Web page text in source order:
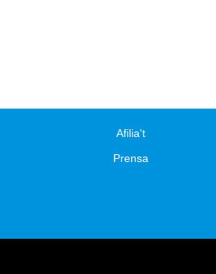
Afilia't
Prensa